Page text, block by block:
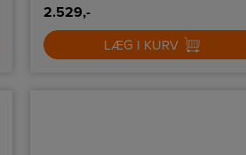
2.529,-
LÆG I KURV